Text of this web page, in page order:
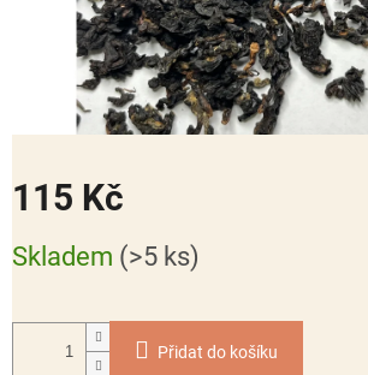
115 Kč
cena:
Skladem (>5 ks)
Přidat do košíku